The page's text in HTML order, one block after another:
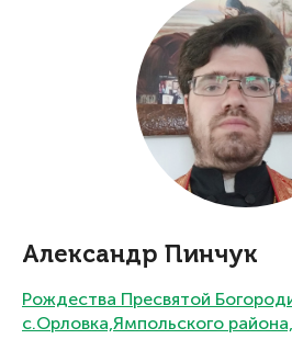
Александр Пинчук
Рождества Пресвятой
с.Орловка,Ямпольского